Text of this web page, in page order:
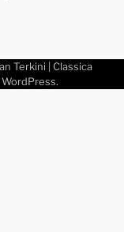
Terkini | Classica
WordPress.